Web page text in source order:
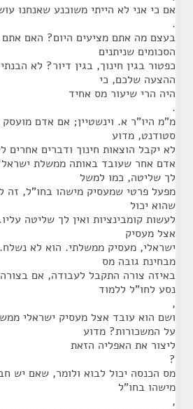
אם כי אני לא הייתי משוכנע שאנחנו
.
בעצם מה אתם מציעים היום? האם אתם
הסכומים שניתנים
כפטור בגין חינוך, בגין דיור? לא
ההצעה שלכם, כי
היה הרי שיעור מס אחיד
.
מ"מ היו"ר א. וינשטיין; אם אדם מועסק
סטודנט, מדוע
לא יקבל הוצאות חינוך ודברים אחרים
אדם אחר שעובד באותה ממשלת
לך שליטה, כמו למשל
מפעל פרטי שמעסיק מישהו בחו"ל, זה
שהוא יכול
לעשות קומבינציות ואין לך שליטה
אצל מעסיק
ישראלי, מעסיק ממשלתי. הוא לא
מבחינת גובה מס
באיזה צורה התקבל לעבודה, אם
נסע לחו"ל ללמוד
,
ושם הוא עובד אצל מעסיק ישראלי
על המשכורות? מדוע
ליצור את האפליה הזאת
?
מס הכנסה יכול לבוא ולומר, שאם יש
מישהו בחו"ל
,